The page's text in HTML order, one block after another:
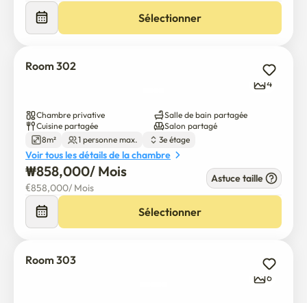
d'Incheon (environ 1 heure)
• 2 min à pied jusqu'à Sinong Main Street
🛏 Chambres privées entièrement meublées
• Entreposage super lit simple avec matelas haut de
• Bureau et chaise pour l'étude
• Garde-robe
• Feux de bureau DEL
• Couverture de matelas
• Une poubelle.
🍳 Cuisine partagée entièrement équipée
• Réfrigérateurs
• Micro-ondes
Sélectionner
Room 302
4
Chambre privative
Salle de bain partagée
Cuisine partagée
Salon partagé
8m²
1 personne max. 3e étage
Voir tous les détails de la chambre
₩858,000/ Mois
€858,000/ Mois
Astuce taille
Sélectionner
Room 303
6